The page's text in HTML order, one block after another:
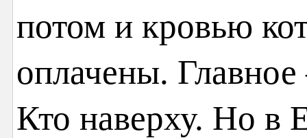
потом и кровью
оплачены.
Кто наверху. Но в